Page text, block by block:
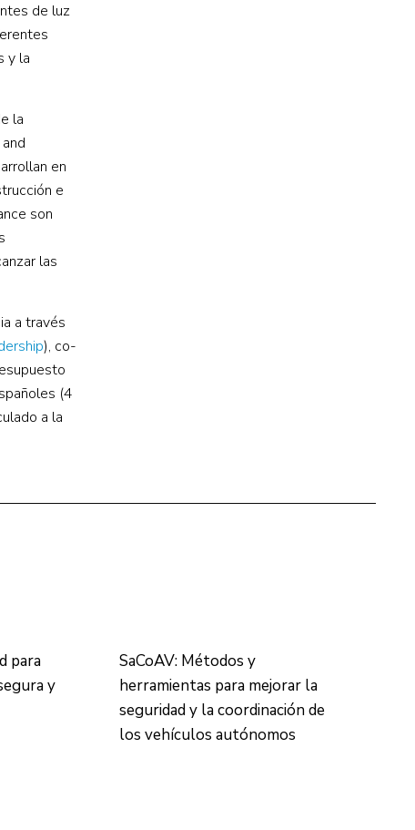
de luz
y la
la
en
e
son
las
a través
), co-
(4
a la
para
y
SaCoAV: Métodos y
herramientas para mejorar la
seguridad y la coordinación de
los vehículos autónomos